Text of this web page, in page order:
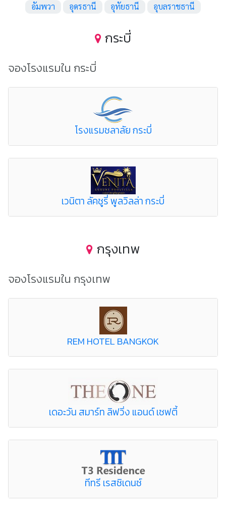
อัมพวา
อุดรธานี อุทัยธานี อุบลราชธานี
กระบี่
จองโรงแรมใน กระบี่
โรงแรมชลาลัย กระบี่
เวนิตา ลัคชูรี่ พูลวิลล่า กระบี่
กรุงเทพ
จองโรงแรมใน กรุงเทพ
REM HOTEL BANGKOK
เดอะวัน สมาร์ท ลิฟวิ่ง แอนด์ เซฟตี้
ทีทรี เรสซิเดนซ์